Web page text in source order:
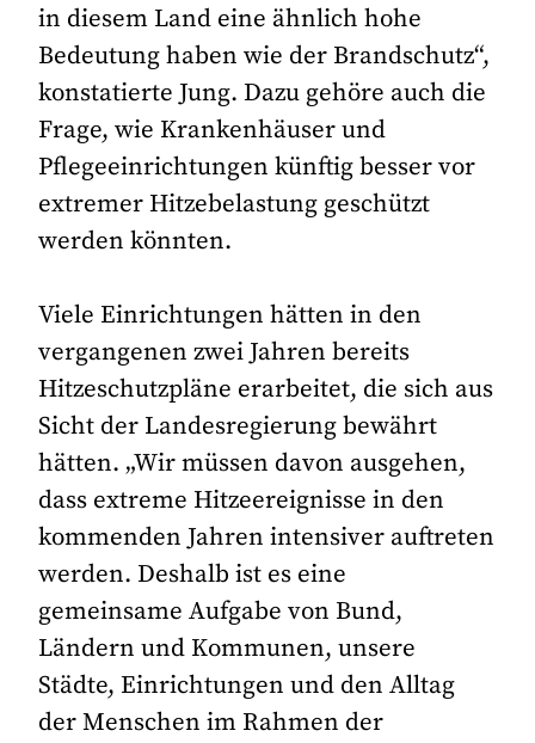
in diesem Land eine ähnlich hohe
Bedeutung haben wie der Brandschutz“,
konstatierte Jung. Dazu gehöre auch die
Frage, wie Krankenhäuser und
Pflegeeinrichtungen künftig besser vor
extremer Hitzebelastung geschützt
werden könnten.
Viele Einrichtungen hätten in den
vergangenen zwei Jahren bereits
Hitzeschutzpläne erarbeitet, die sich aus
Sicht der Landesregierung bewährt
hätten. „Wir müssen davon ausgehen,
dass extreme Hitzeereignisse in den
kommenden Jahren intensiver auftreten
werden. Deshalb ist es eine
gemeinsame Aufgabe von Bund,
Ländern und Kommunen, unsere
Städte, Einrichtungen und den Alltag
der Menschen im Rahmen der